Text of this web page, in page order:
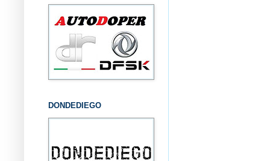
DONDEDIEGO